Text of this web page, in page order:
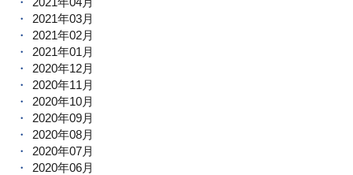
2021年03月
2021年02月
2021年01月
2020年12月
2020年11月
2020年10月
2020年09月
2020年08月
2020年07月
2020年06月